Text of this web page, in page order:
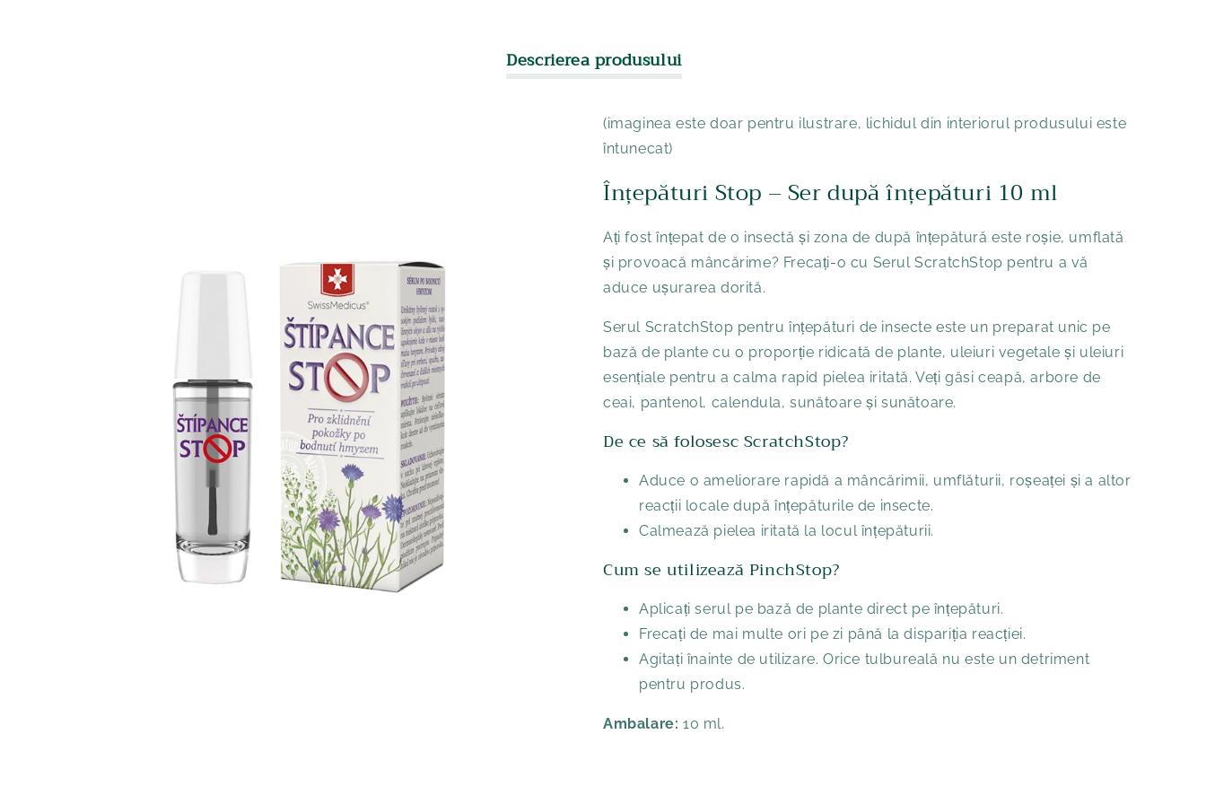
Descrierea produsului
(imaginea este doar pentru ilustrare, lichidul din interiorul produsului este
întunecat)
Înțepături Stop – Ser după înțepături 10 ml
Ați fost înțepat de o insectă și zona de după înțepătură este roșie, umflată
și provoacă mâncărime? Frecați-o cu Serul ScratchStop pentru a vă
aduce ușurarea dorită.
Serul ScratchStop pentru înțepături de insecte este un preparat unic pe
bază de plante cu o proporție ridicată de plante, uleiuri vegetale și uleiuri
esențiale pentru a calma rapid pielea iritată. Veți găsi ceapă, arbore de
ceai, pantenol, calendula, sunătoare și sunătoare.
De ce să folosesc ScratchStop?
Aduce o ameliorare rapidă a mâncărimii, umflăturii, roșeaței și a altor
reacții locale după înțepăturile de insecte.
Calmează pielea iritată la locul înțepăturii.
Cum se utilizează PinchStop?
Aplicați serul pe bază de plante direct pe înțepături.
Frecați de mai multe ori pe zi până la dispariția reacției.
Agitați înainte de utilizare. Orice tulbureală nu este un detriment
pentru produs.
Ambalare: 10 ml.